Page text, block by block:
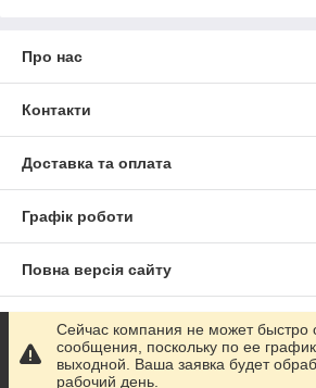
Про нас
Контакти
Доставка та оплата
Графік роботи
Повна версія сайту
Сайт створено на маркетплейсі
Політика конфіденційності
Сейчас компания не может быстро
сообщения, поскольку по ее
выходной. Ваша заявка будет
рабочий день.